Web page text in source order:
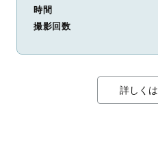
時間
撮影回数
詳しく